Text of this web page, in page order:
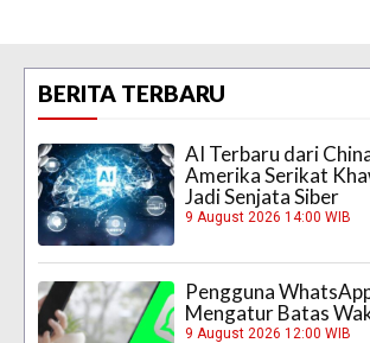
BERITA TERBARU
AI Terbaru dari
Amerika Serikat
Jadi Senjata Siber
9 August 2026 14:00 WIB
Pengguna
Mengatur Batas
9 August 2026 12:00 WIB